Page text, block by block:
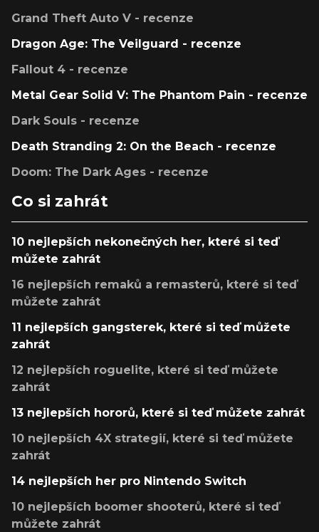
Grand Theft Auto V - recenze
Dragon Age: The Veilguard - recenze
Fallout 4 - recenze
Metal Gear Solid V: The Phantom Pain - recenze
Dark Souls - recenze
Death Stranding 2: On the Beach - recenze
Doom: The Dark Ages - recenze
Co si zahrát
10 nejlepších nekonečných her, které si teď
můžete zahrát
16 nejlepších remaků a remasterů, které si teď
můžete zahrát
11 nejlepších gangsterek, které si teď můžete
zahrát
12 nejlepších roguelite, které si teď můžete
zahrát
13 nejlepších hororů, které si teď můžete zahrát
10 nejlepších 4X strategií, které si teď můžete
zahrát
14 nejlepších her pro Nintendo Switch
10 nejlepších boomer shooterů, které si teď
můžete zahrát